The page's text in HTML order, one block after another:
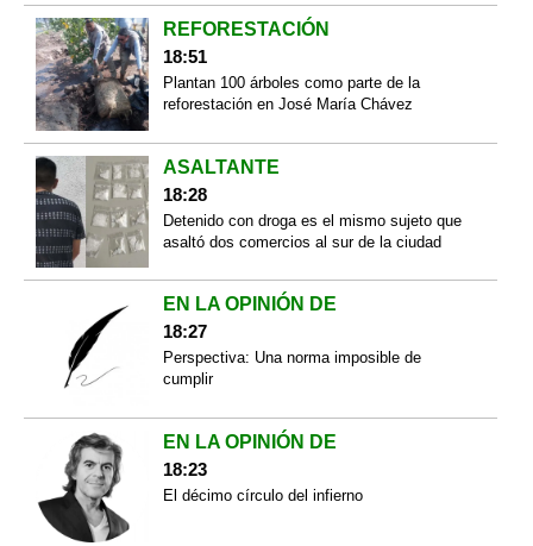
REFORESTACIÓN
18:51
Plantan 100 árboles como parte de la
reforestación en José María Chávez
ASALTANTE
18:28
Detenido con droga es el mismo sujeto que
asaltó dos comercios al sur de la ciudad
EN LA OPINIÓN DE
18:27
Perspectiva: Una norma imposible de
cumplir
EN LA OPINIÓN DE
18:23
El décimo círculo del infierno